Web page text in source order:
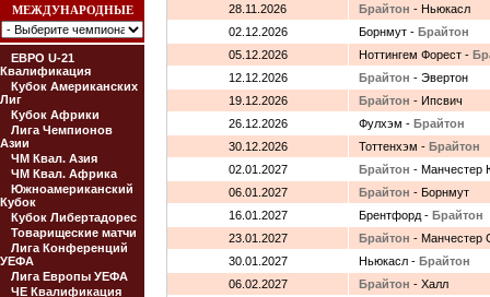
МЕЖДУНАРОДНЫЕ
ЕВРО U-21
Квалификация
Кубок Американских
Лиг
Кубок Африки
Лига Чемпионов
Азии
ЧМ Квал. Азия
ЧМ Квал. Африка
Южноамериканский
Кубок
Кубок Либертадорес
Товарищеские матчи
Лига Конференций
УЕФА
Лига Европы УЕФА
ЧЕ Квалификация
28.11.2026
Брайтон - Ньюкасл
02.12.2026
Борнмут - Брайтон
05.12.2026
Ноттингем Форест -
12.12.2026
Брайтон - Эвертон
19.12.2026
Брайтон - Ипсвич
26.12.2026
Фулхэм - Брайтон
30.12.2026
Тоттенхэм - Брайтон
02.01.2027
Брайтон - Манчестер
06.01.2027
Брайтон - Борнмут
16.01.2027
Брентфорд - Брайтон
23.01.2027
Брайтон - Манчестер
30.01.2027
Ньюкасл - Брайтон
06.02.2027
Брайтон - Халл